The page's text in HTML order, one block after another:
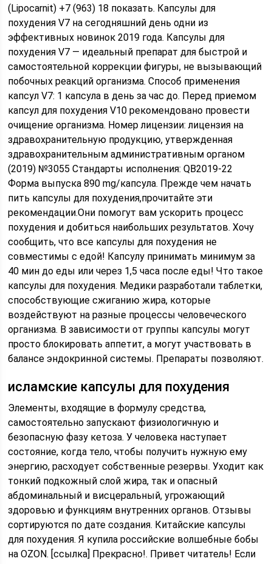
(Lipocarnit) +7 (963) 18 показать. Капсулы для
похудения V7 на сегодняшний день одни из
эффективных новинок 2019 года. Капсулы для
похудения V7 — идеальный препарат для быстрой и
самостоятельной коррекции фигуры, не вызывающий
побочных реакций организма. Способ применения
капсул V7: 1 капсула в день за час до. Перед приемом
капсул для похудения V10 рекомендовано провести
очищение организма. Номер лицензии: лицензия на
здравохранительную продукцию, утвержденная
здравохранительным административным органом
(2019) №3055 Стандарты исполнения: QB2019-22
Форма выпуска 890 mg/капсула. Прежде чем начать
пить капсулы для похудения,прочитайте эти
рекомендации.Они помогут вам ускорить процесс
похудения и добиться наибольших результатов. Хочу
сообщить, что все капсулы для похудения не
совместимы с едой! Капсулу принимать минимум за
40 мин до еды или через 1,5 часа после еды! Что такое
капсулы для похудения. Медики разработали таблетки,
способствующие сжиганию жира, которые
воздействуют на разные процессы человеческого
организма. В зависимости от группы капсулы могут
просто блокировать аппетит, а могут участвовать в
балансе эндокринной системы. Препараты позволяют.
исламские капсулы для похудения
Элементы, входящие в формулу средства,
самостоятельно запускают физиологичную и
безопасную фазу кетоза. У человека наступает
состояние, когда тело, чтобы получить нужную ему
энергию, расходует собственные резервы. Уходит как
тонкий подкожный слой жира, так и опасный
абдоминальный и висцеральный, угрожающий
здоровью и функциям внутренних органов. Отзывы
сортируются по дате создания. Китайские капсулы
для похудения. Я купила российские волшебные бобы
на OZON. [ссылка] Прекрасно!. Привет читатель! Если